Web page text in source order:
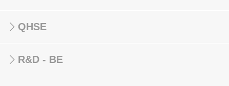
QHSE
R&D - BE